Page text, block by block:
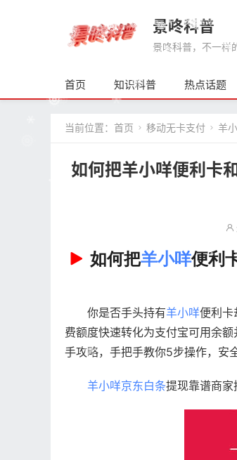
景咚科普
景咚科普，不一样
首页 知识科普 热点话题
当前位置： 首页  移动无卡支付  羊
如何把羊小咩便利卡
如何把羊小咩便利
你是否手头持有羊小咩便利卡
费额度快速转化为支付宝可用余
手攻略，手把手教你5步操作，安
羊小咩京东白条提现靠谱商家